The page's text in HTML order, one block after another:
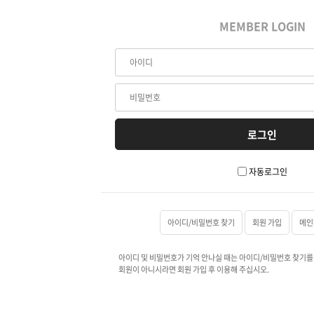
MEMBER LOGIN
자동로그인
아이디/비밀번호 찾기 회원 가입 메
아이디 및 비밀번호가 기억 안나실 때는 아이디/비밀번호 찾기
회원이 아니시라면 회원 가입 후 이용해 주십시오.